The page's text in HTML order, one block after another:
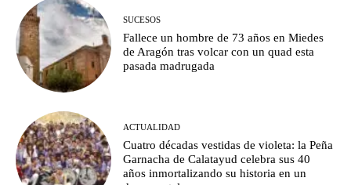
SUCESOS
Fallece un hombre de 73 años en Miedes
de Aragón tras volcar con un quad esta
pasada madrugada
ACTUALIDAD
Cuatro décadas vestidas de violeta: la Peña
Garnacha de Calatayud celebra sus 40
años inmortalizando su historia en un